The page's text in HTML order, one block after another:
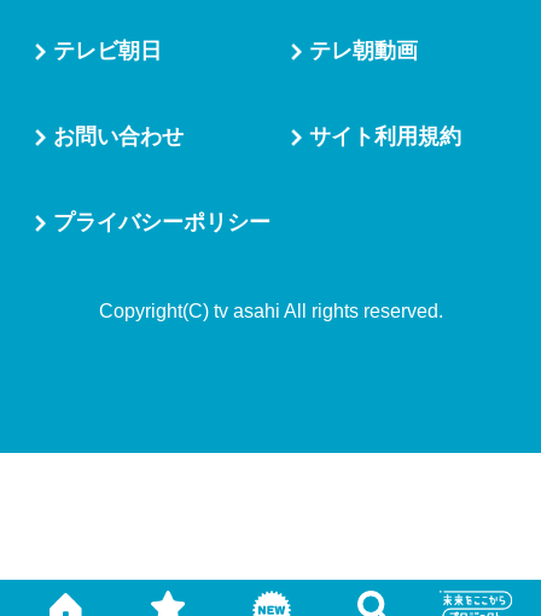
テレビ朝日 テレ朝動画
お問い合わせ サイト利用規約
プライバシーポリシー
Copyright(C) tv asahi All rights reserved.